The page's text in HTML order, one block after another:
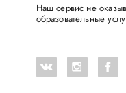
Наш сервис не
образовательные